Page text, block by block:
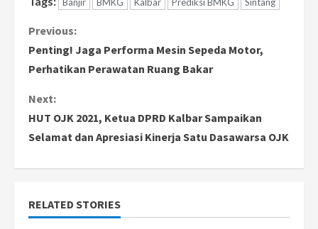
C
o
n
t
u
Previous:
Penting! Jaga Performa Mesin Sepeda Motor,
Perhatikan Perawatan Ruang Bakar
Next:
HUT OJK 2021, Ketua DPRD Kalbar Sampaikan
Selamat dan Apresiasi Kinerja Satu Dasawarsa OJK
RELATED STORIES